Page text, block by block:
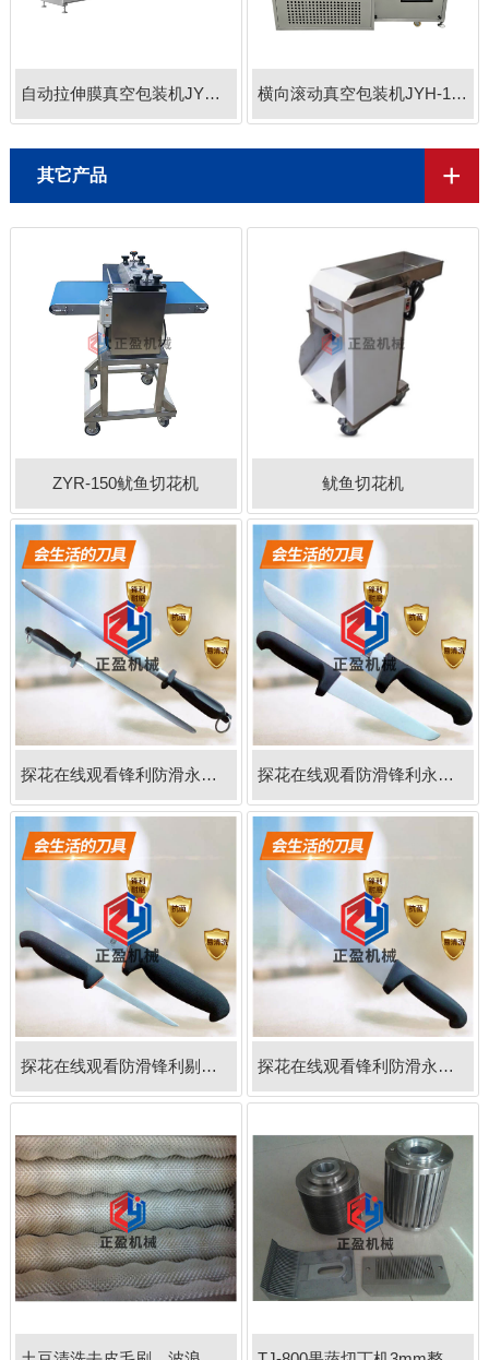
自动拉伸膜真空包装机JYB-520 横向滚动真空包装机JYH-1000
其它产品 +
ZYR-150鱿鱼切花机 鱿鱼切花机
探花在线观看锋利防滑永不生锈扁刀棒 探花在线观看防滑锋利永不生锈21分割刀
探花在线观看防滑锋利剔骨刀 探花在线观看锋利防滑永不生锈25分割刀